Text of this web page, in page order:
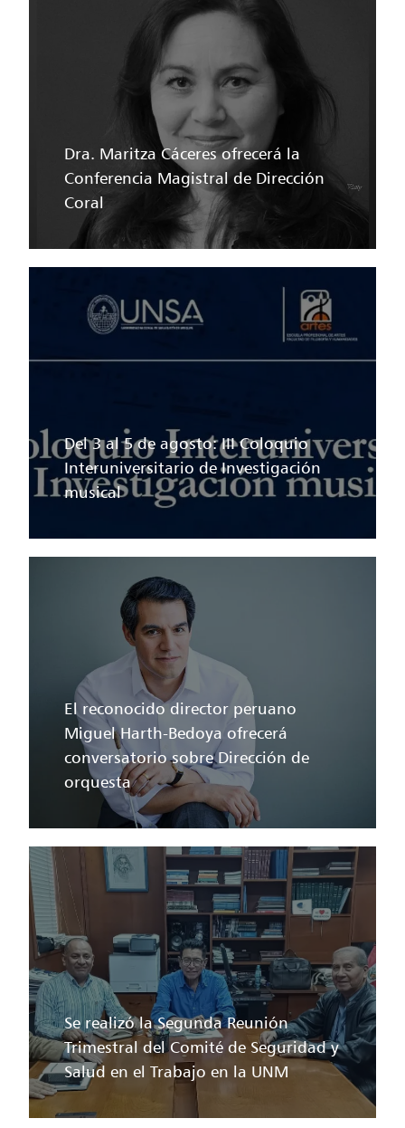
Dra. Maritza Cáceres ofrecerá la
Conferencia Magistral de Dirección
Coral
Del 3 al 5 de agosto: III Coloquio
Interuniversitario de Investigación
musical
El reconocido director peruano
Miguel Harth-Bedoya ofrecerá
conversatorio sobre Dirección de
orquesta
Se realizó la Segunda Reunión
Trimestral del Comité de Seguridad y
Salud en el Trabajo en la UNM